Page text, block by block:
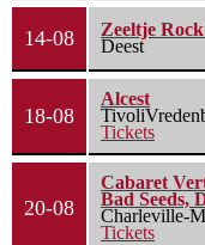
14-08
Zeeltje
Deest
18-08
Alcest
Tickets
20-08
Cabaret
Bad Seeds,
Charleville-
Tickets